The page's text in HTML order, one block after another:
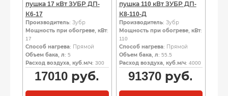
пушка 17 кВт ЗУБР ДП-
К6-17
Производитель: Зубр
Мощность при обогреве, кВт:
17
Способ нагрева: Прямой
Объем бака, л: 5
Расход воздуха, куб.м/ч: 300
17010 руб.
пушка 110 кВт ЗУБР ДП-
К8-110-Д
Производитель: Зубр
Мощность при обогреве, кВт:
110
Способ нагрева: Прямой
Объем бака, л: 55.5
Расход воздуха, куб.м/ч: 4000
91370 руб.